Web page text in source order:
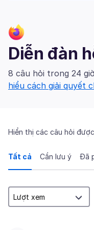
Diễn đàn
8 câu hỏi trong 24
hiểu cách giải quyết
Hiển thị các câu hỏi
Tất cả Cần lưu ý Đã